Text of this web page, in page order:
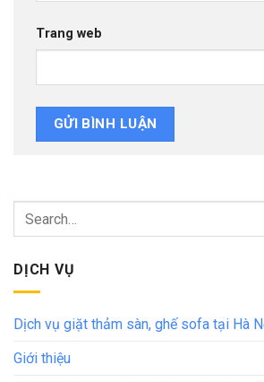
Trang web
DỊCH VỤ
Dịch vụ giặt thảm sàn, ghế sofa tại Hà
Giới thiệu